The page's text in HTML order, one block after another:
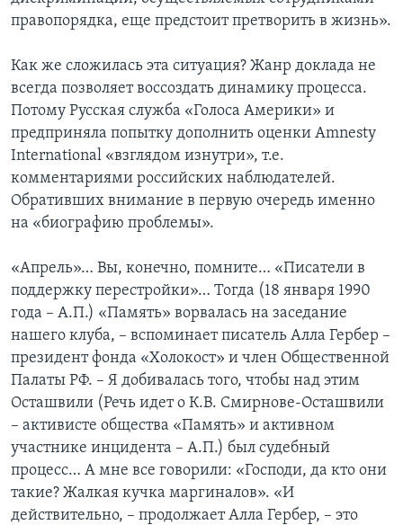
правопорядка, еще предстоит претворить в жизнь».
Как же сложилась эта ситуация? Жанр доклада не
всегда позволяет воссоздать динамику процесса.
Потому Русская служба «Голоса Америки» и
предприняла попытку дополнить оценки Amnesty
International «взглядом изнутри», т.е.
комментариями российских наблюдателей.
Обративших внимание в первую очередь именно
на «биографию проблемы».
«Апрель»… Вы, конечно, помните… «Писатели в
поддержку перестройки»… Тогда (18 января 1990
года – А.П.) «Память» ворвалась на заседание
нашего клуба, – вспоминает писатель Алла Гербер –
президент фонда «Холокост» и член Общественной
Палаты РФ. – Я добивалась того, чтобы над этим
Осташвили (Речь идет о К.В. Смирнове-Осташвили
– активисте общества «Память» и активном
участнике инцидента – А.П.) был судебный
процесс… А мне все говорили: «Господи, да кто они
такие? Жалкая кучка маргиналов». «И
действительно, – продолжает Алла Гербер, – это